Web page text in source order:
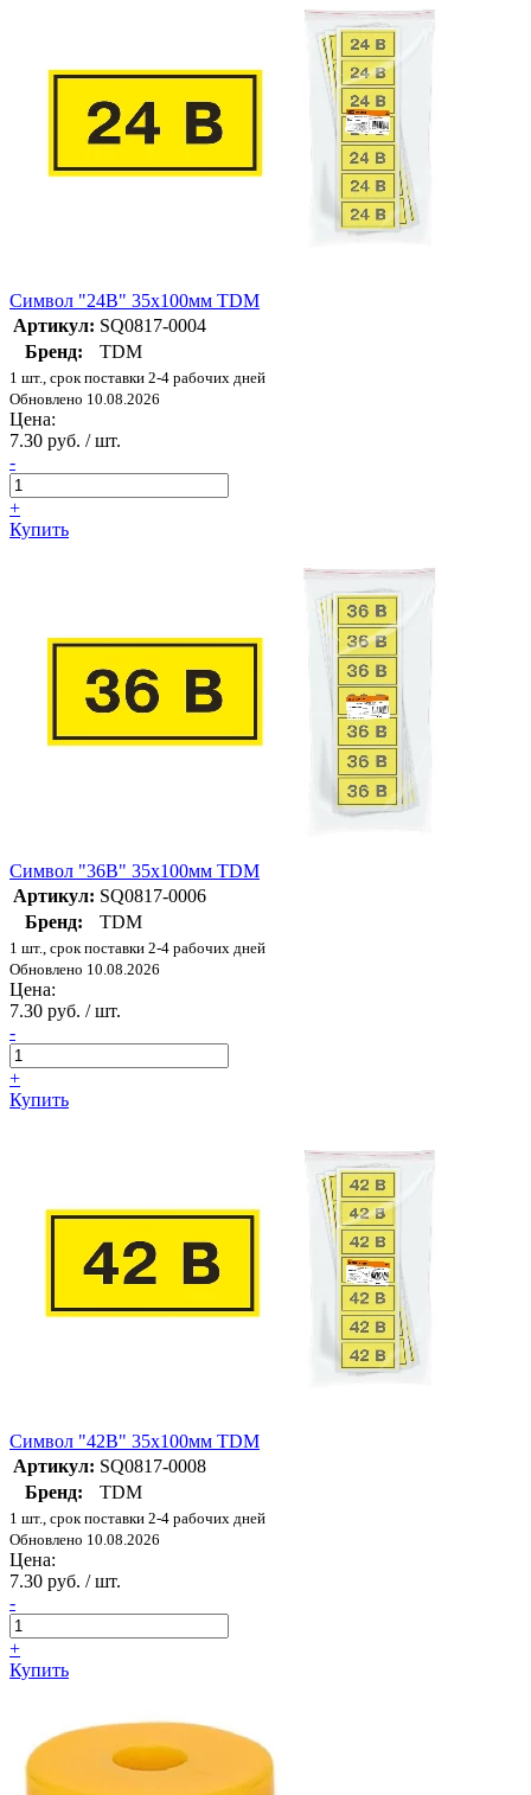
Символ "24В" 35х100мм TDM
Артикул: SQ0817-0004
Бренд:
TDM
1 шт., срок поставки 2-4 рабочих дней
Обновлено 10.08.2026
Цена:
7.30 руб. / шт.
-
+
Купить
Символ "36В" 35х100мм TDM
Артикул: SQ0817-0006
Бренд:
TDM
1 шт., срок поставки 2-4 рабочих дней
Обновлено 10.08.2026
Цена:
7.30 руб. / шт.
-
+
Купить
Символ "42В" 35х100мм TDM
Артикул: SQ0817-0008
Бренд:
TDM
1 шт., срок поставки 2-4 рабочих дней
Обновлено 10.08.2026
Цена:
7.30 руб. / шт.
-
+
Купить